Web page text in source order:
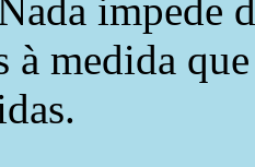
impede
à medida